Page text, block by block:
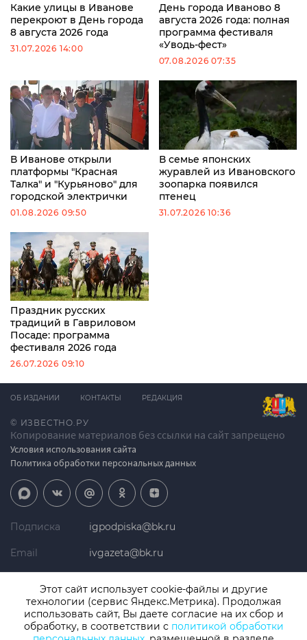
Какие улицы в Иванове
перекроют в День города
8 августа 2026 года
31.07.2026 14:00
День города Иваново 8
августа 2026 года: полная
программа фестиваля
«Уводь-фест»
07.08.2026 07:35
В Иванове открыли
платформы "Красная
Талка" и "Курьяново" для
городской электрички
01.08.2026 09:50
В семье японских
журавлей из Ивановского
зоопарка появился
птенец
31.07.2026 10:36
Праздник русских
традиций в Гавриловом
Посаде: программа
фестиваля 2026 года
26.07.2026 09:10
© ИЗВЕСТНО.РУ
Копирование материалов без ссылки на сайт запрещено
Условия использования сайта
Политика обработки персональных данных
ОБ ИЗДАНИИ КОНТАКТЫ РЕДАКЦИЯ
Подписка igpodpiska@bk.ru
Email ivgazeta@bk.ru
Телефон +7 (4932) 41-94-81
Этот сайт использует cookie-файлы и другие
технологии (сервис Яндекс.Метрика). Продолжая
использовать сайт, Вы даете согласие на их сбор и
обработку, в соответствии с политикой обработки